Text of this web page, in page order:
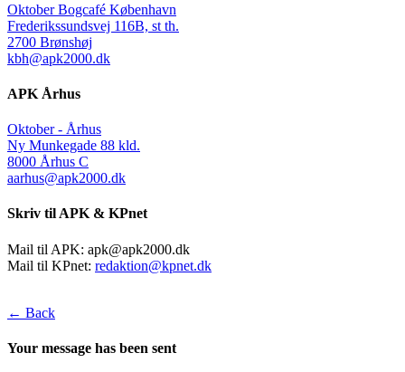
Oktober Bogcafé København
Frederikssundsvej 116B, st th.
2700 Brønshøj
kbh@apk2000.dk
APK Århus
Oktober - Århus
Ny Munkegade 88 kld.
8000 Århus C
aarhus@apk2000.dk
Skriv til APK & KPnet
Mail til APK: apk@apk2000.dk
Mail til KPnet: redaktion@kpnet.dk
← Back
Your message has been sent